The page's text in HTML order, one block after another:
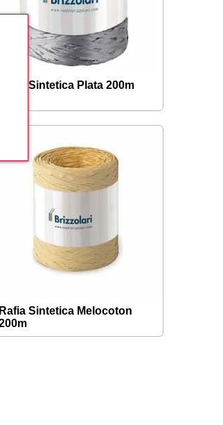
Rafia Sintetica Plata 200m
Rafia Sintetica Melocoton